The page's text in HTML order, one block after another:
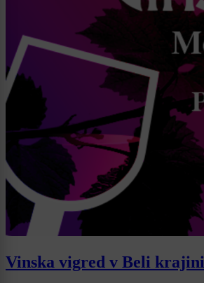
Vinska vigred v Beli krajini